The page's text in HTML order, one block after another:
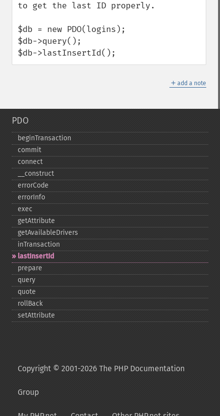
to get the last ID properly.
$db = new PDO(logins);
$db->query();
$db->lastInsertId();
＋ add a note
PDO
beginTransaction
commit
connect
_​_​construct
errorCode
errorInfo
exec
getAttribute
getAvailableDrivers
inTransaction
lastInsertId
prepare
query
quote
rollBack
setAttribute
Copyright © 2001-2026 The PHP Documentation
Group